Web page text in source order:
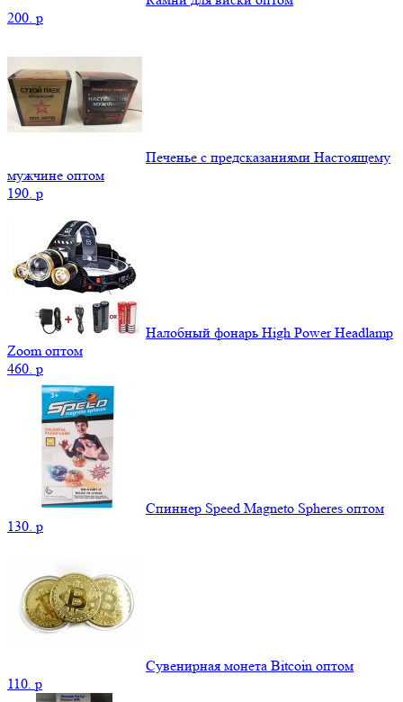
200. p
Печенье с предсказаниями Настоящему
мужчине оптом
190. p
Налобный фонарь High Power Headlamp
Zoom оптом
460. p
Спиннер Speed Magneto Spheres оптом
130. p
Сувенирная монета Bitcoin оптом
110. p